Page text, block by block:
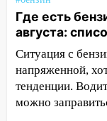
14:01
более 4,6
судом
13:36 В
13:00
В суде
Где есть
августа:
Ситуация с
напряженной,
тенденции.
можно